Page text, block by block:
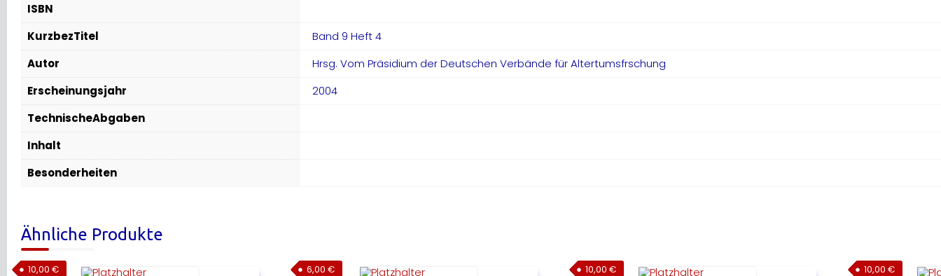
ISBN
KurzbezTitel
Band 9 Heft 4
Autor
Hrsg. Vom Präsidium der Deutschen Verbände für Altertumsfrschung
Erscheinungsjahr
2004
TechnischeAbgaben
Inhalt
Besonderheiten
Ähnliche Produkte
10,00 € 6,00€ 10,00€ 10,00€